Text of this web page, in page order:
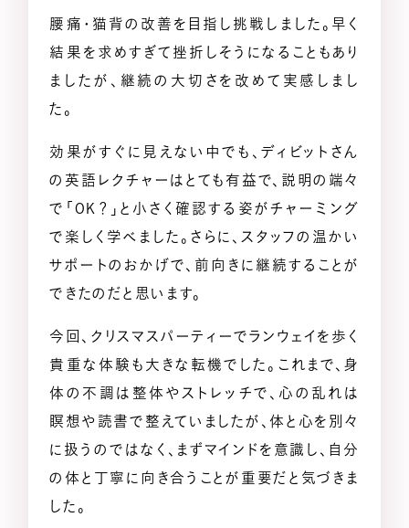
腰痛・猫背の改善を目指し挑戦しました。早く
結果を求めすぎて挫折しそうになることもあり
ましたが、継続の大切さを改めて実感しまし
た。
効果がすぐに見えない中でも、ディビットさん
の英語レクチャーはとても有益で、説明の端々
で「OK？」と小さく確認する姿がチャーミング
で楽しく学べました。さらに、スタッフの温かい
サポートのおかげで、前向きに継続することが
できたのだと思います。
今回、クリスマスパーティーでランウェイを歩く
貴重な体験も大きな転機でした。これまで、身
体の不調は整体やストレッチで、心の乱れは
瞑想や読書で整えていましたが、体と心を別々
に扱うのではなく、まずマインドを意識し、自分
の体と丁寧に向き合うことが重要だと気づきま
した。